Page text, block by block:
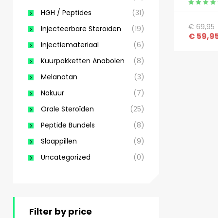
€69,95
€
HGH / Peptides
(31)
Injecteerbare Steroïden
(19)
Injectiemateriaal
(6)
Kuurpakketten Anabolen
(8)
Melanotan
(3)
Nakuur
(7)
Orale Steroïden
(25)
Peptide Bundels
(8)
Slaappillen
(9)
Uncategorized
(0)
Filter by price